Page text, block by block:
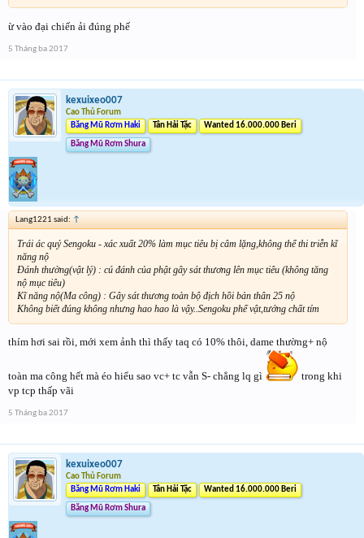
ừ vào đại chiến ải đúng phế
5 Tháng ba 2017
kexuixeo007
Cao Thủ Forum
Băng Mũ Rơm Haki
Tân Hải Tặc Wanted 16.000.000 Beri
Băng Mũ Rơm Shura
Lang1221 said: ↑
Trái ác quỷ Sengoku - xác xuất 20% làm mục tiêu bị câm lặng,không thể thi triễn kĩ
năng nộ
Đánh thường(vật lý) : cú đánh của phật gây sát thương lên mục tiêu (không tăng
nộ mục tiêu)
Kĩ năng nộ(Ma công) : Gây sát thương toàn bộ địch hồi bản thân 25 nộ
Không biết đúng không nhưng hao hao là vậy..Sengoku phế vật,tướng chất tím
thím hơi sai rồi, mới xem ảnh thì thấy taq có 10% thôi, dame thường+ nộ
toàn ma công hết mà éo hiểu sao vc+ tc vẫn S- chẳng lq gì
trong khi
vp tcp thấp vãi
5 Tháng ba 2017
kexuixeo007
Cao Thủ Forum
Băng Mũ Rơm Haki
Tân Hải Tặc Wanted 16.000.000 Beri
Băng Mũ Rơm Shura